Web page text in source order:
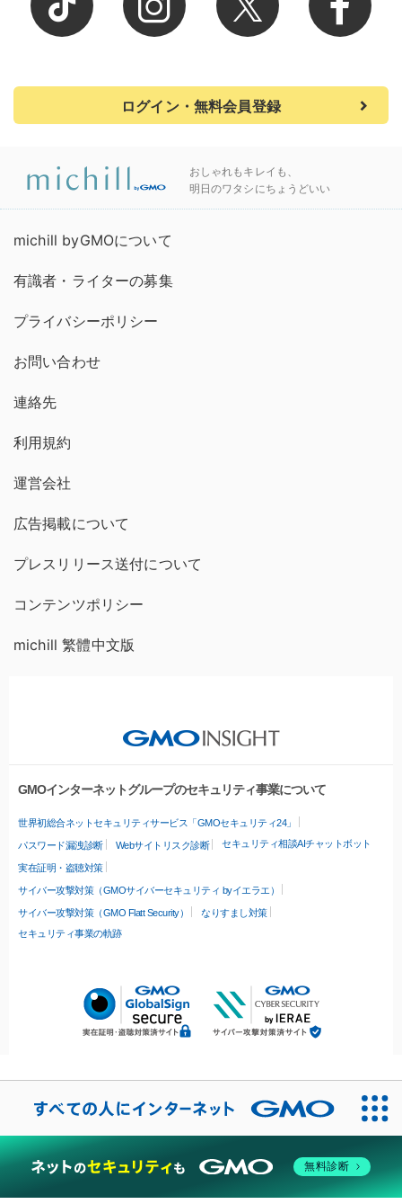
ログイン・無料会員登録
おしゃれもキレイも、
明日のワタシにちょうどいい
michill byGMOについて
有識者・ライターの募集
プライバシーポリシー
お問い合わせ
連絡先
利用規約
運営会社
広告掲載について
プレスリリース送付について
コンテンツポリシー
michill 繁體中文版
GMOインターネットグループのセキュリティ事業について
世界初総合ネットセキュリティサービス「GMOセキュリティ24」
パスワード漏洩診断 Webサイトリスク診断 セキュリティ相談AIチャットボット
実在証明・盗聴対策
サイバー攻撃対策（GMOサイバーセキュリティ byイエラエ）
サイバー攻撃対策（GMO Flatt Security）
なりすまし対策
セキュリティ事業の軌跡
無料診断